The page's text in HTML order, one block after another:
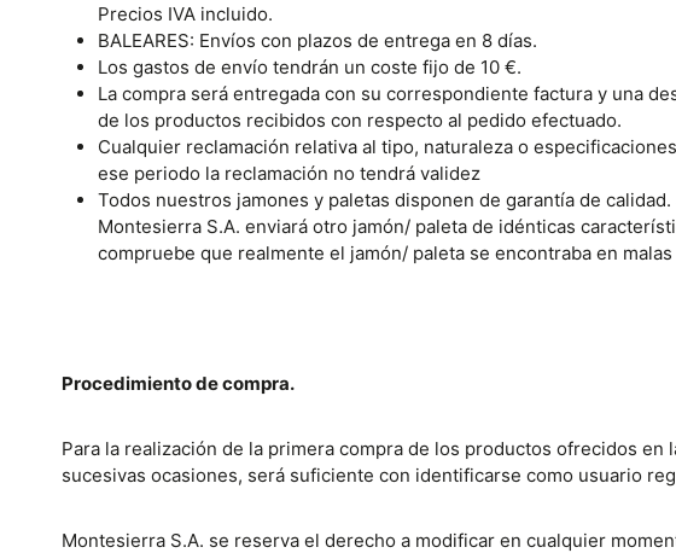
Precios IVA incluido.
BALEARES: Envíos con plazos de entrega en 8 días.
Los gastos de envío tendrán un coste fijo de 10 €.
La compra será entregada con su correspondiente factura y una
de los productos recibidos con respecto al pedido efectuado.
Cualquier reclamación relativa al tipo, naturaleza o
ese periodo la reclamación no tendrá validez
Todos nuestros jamones y paletas disponen de garantía de
Montesierra S.A. enviará otro jamón/ paleta de idénticas
compruebe que realmente el jamón/ paleta se encontraba en
Procedimiento de compra.
Para la realización de la primera compra de los productos ofrecidos
sucesivas ocasiones, será suficiente con identificarse como usuario
Montesierra S.A. se reserva el derecho a modificar en cualquier